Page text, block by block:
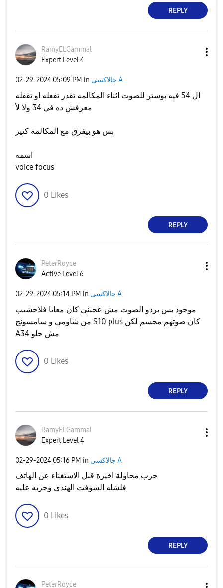
REPLY
RamyELGammal
Expert Level 4
‎02-29-2024 05:09 PM in جالاكسى A
ال 54 فيه بوستر للصوت اثناء المكالمه تقدر تفعله او تقفله
معرفش ده في 34 ولا لأ
بس هو بيفرق مع المكالمة كتير
اسمه
voice focus
0 Likes
REPLY
PeterRoyce
Active Level 6
‎02-29-2024 05:14 PM in جالاكسى A
موجود بس بردو الصوت مش عجبني كان معايا فلاجشيب
من شاومي و سامسونج S10 plus كان صوتهم مجسم لكن
A34 مش حلو
0 Likes
REPLY
RamyELGammal
Expert Level 4
‎02-29-2024 05:16 PM in جالاكسى A
جرب محاولة اخيرة قبل الاستغناء عن الهاتف
فلشله السوفت الهندي وجربه عليه
0 Likes
REPLY
PeterRoyce